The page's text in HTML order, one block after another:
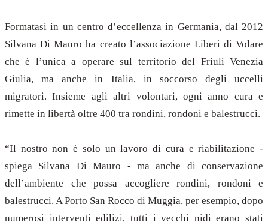
Formatasi in un centro d’eccellenza in Germania, dal 2012
Silvana Di Mauro ha creato l’associazione Liberi di Volare
che è l’unica a operare sul territorio del Friuli Venezia
Giulia, ma anche in Italia, in soccorso degli uccelli
migratori. Insieme agli altri volontari, ogni anno cura e
rimette in libertà oltre 400 tra rondini, rondoni e balestrucci.
“Il nostro non è solo un lavoro di cura e riabilitazione -
spiega Silvana Di Mauro - ma anche di conservazione
dell’ambiente che possa accogliere rondini, rondoni e
balestrucci. A Porto San Rocco di Muggia, per esempio, dopo
numerosi interventi edilizi, tutti i vecchi nidi erano stati